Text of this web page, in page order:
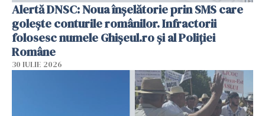
Alertă DNSC: Noua înșelătorie prin SMS care
golește conturile românilor. Infractorii
folosesc numele Ghișeul.ro și al Poliției
Române
30 IULIE 2026